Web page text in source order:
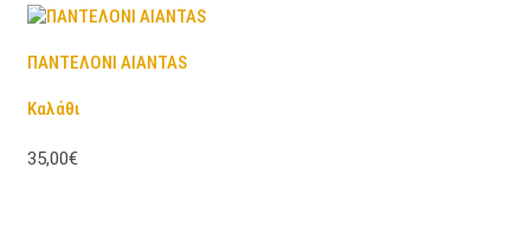
ΠΑΝΤΕΛΟΝΙ AIANTAS
Καλάθι
35,00€